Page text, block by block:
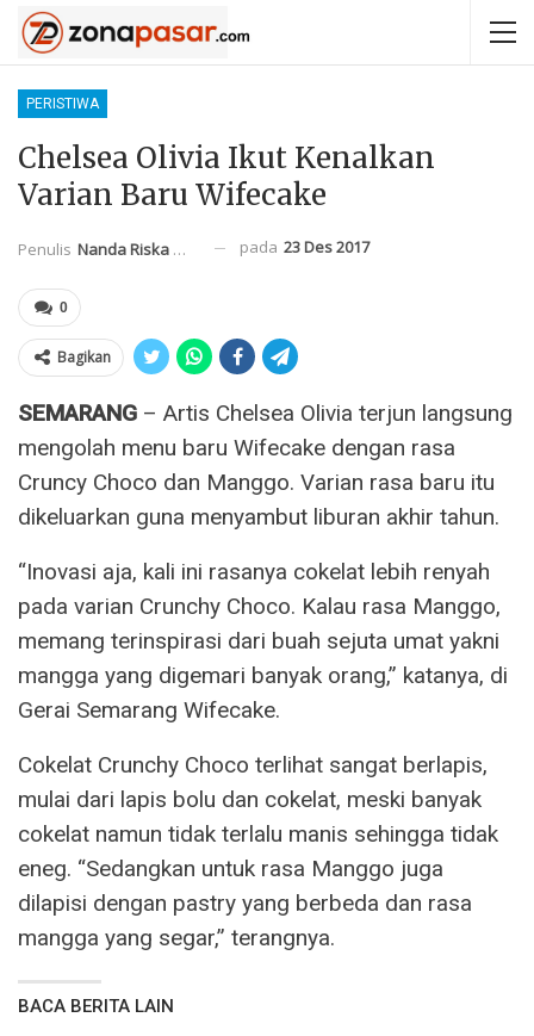
PERISTIWA
Chelsea Olivia Ikut Kenalkan
Varian Baru Wifecake
Penulis Nanda Riska Mahendra pada 23 Des 2017
0
Bagikan
SEMARANG – Artis Chelsea Olivia terjun langsung
mengolah menu baru Wifecake dengan rasa
Cruncy Choco dan Manggo. Varian rasa baru itu
dikeluarkan guna menyambut liburan akhir tahun.
“Inovasi aja, kali ini rasanya cokelat lebih renyah
pada varian Crunchy Choco. Kalau rasa Manggo,
memang terinspirasi dari buah sejuta umat yakni
mangga yang digemari banyak orang,” katanya, di
Gerai Semarang Wifecake.
Cokelat Crunchy Choco terlihat sangat berlapis,
mulai dari lapis bolu dan cokelat, meski banyak
cokelat namun tidak terlalu manis sehingga tidak
eneg. “Sedangkan untuk rasa Manggo juga
dilapisi dengan pastry yang berbeda dan rasa
mangga yang segar,” terangnya.
BACA BERITA LAIN